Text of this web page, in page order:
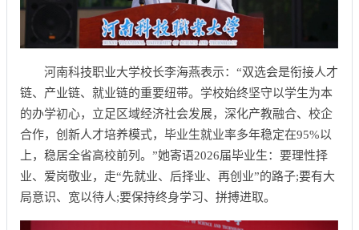
河南科技职业大学校长李海燕表示：“双选会是衔接人才
链、产业链、就业链的重要纽带。学校始终坚守以学生为本
的办学初心，立足区域经济社会发展，深化产教融合、校企
合作，创新人才培养模式，毕业生就业率多年稳定在95%以
上，稳居全省高校前列。”她寄语2026届毕业生：要理性择
业、爱岗敬业，走“先就业、后择业、再创业”的路子;要有大
局意识、宽以待人;要保持终身学习、拼搏进取。